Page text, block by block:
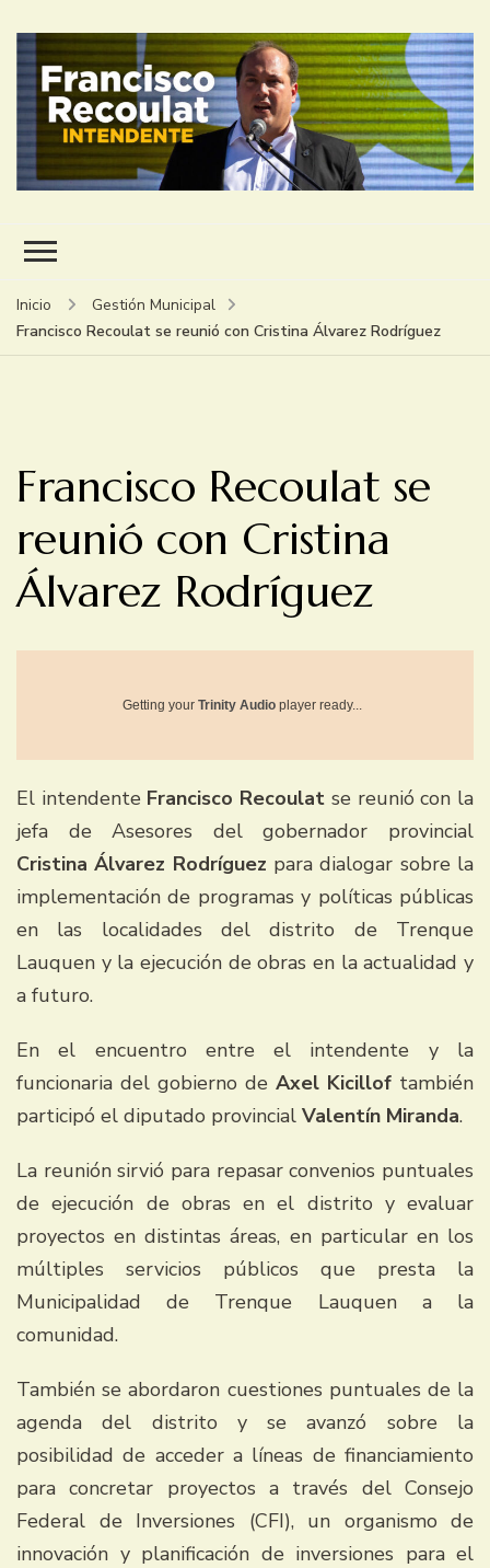
Inicio
Gestión Municipal
Francisco Recoulat se reunió con Cristina Álvarez Rodríguez
Francisco Recoulat se
reunió con Cristina
Álvarez Rodríguez
Getting your Trinity Audio player ready...
El intendente Francisco Recoulat se reunió con la
jefa de Asesores del gobernador provincial
Cristina Álvarez Rodríguez para dialogar sobre la
implementación de programas y políticas públicas
en las localidades del distrito de Trenque
Lauquen y la ejecución de obras en la actualidad y
a futuro.
En el encuentro entre el intendente y la
funcionaria del gobierno de Axel Kicillof también
participó el diputado provincial Valentín Miranda.
La reunión sirvió para repasar convenios puntuales
de ejecución de obras en el distrito y evaluar
proyectos en distintas áreas, en particular en los
múltiples servicios públicos que presta la
Municipalidad de Trenque Lauquen a la
comunidad.
También se abordaron cuestiones puntuales de la
agenda del distrito y se avanzó sobre la
posibilidad de acceder a líneas de financiamiento
para concretar proyectos a través del Consejo
Federal de Inversiones (CFI), un organismo de
innovación y planificación de inversiones para el